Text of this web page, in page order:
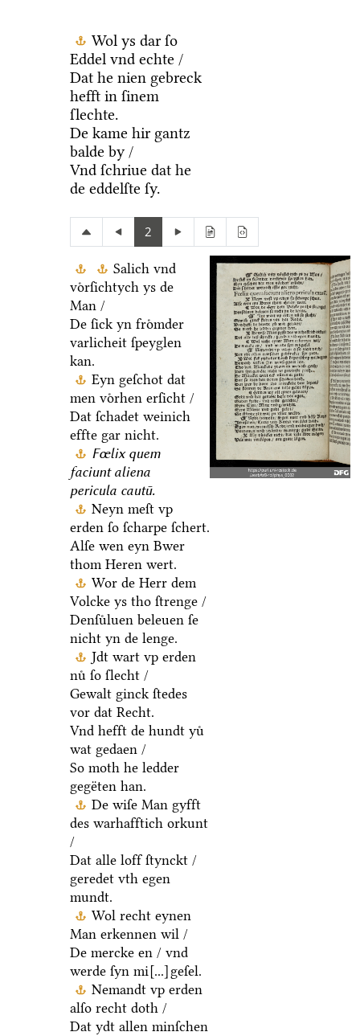
Wol ys dar ſo
Eddel vnd echte /
Dat he nien gebreck
hefft in ſinem
ſlechte.
De kame hir gantz
balde by /
Vnd ſchriue dat he
de eddelſte ſy.
2
Salich vnd
voͤrſichtych ys de
Man /
De ſick yn froͤmder
varlicheit ſpeyglen
kan.
Eyn geſchot dat
men voͤrhen erſicht /
Dat ſchadet weinich
effte gar nicht.
Fœlix quem
faciunt aliena
pericula cautū.
Neyn meſt vp
erden ſo ſcharpe ſchert.
Alſe wen eyn Bwer
thom Heren wert.
Wor de Herr dem
Volcke ys tho ſtrenge /
Denſuͤluen beleuen ſe
nicht yn de lenge.
Jdt wart vp erden
nuͤ ſo ſlecht /
Gewalt ginck ſtedes
vor dat Recht.
Vnd hefft de hundt yuͤ
wat gedaen /
So moth he ledder
gegëten han.
De wiſe Man gyfft
des warhafftich orkunt
/
Dat alle loff ſtynckt /
geredet vth egen
mundt.
Wol recht eynen
Man erkennen wil /
De mercke en / vnd
werde ſyn mi [...] geſel.
Nemandt vp erden
alſo recht doth /
Dat ydt allen minſchen